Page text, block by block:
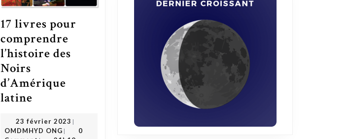
17 livres pour
comprendre
l’histoire des
Noirs
d’Amérique
latine17 livres pour comprendre l’histoire des Noirs d’Amérique latine
23 février 2023 23 février 2023
|
OMDMHYD ONG
OMDMHYD ONG
|
0